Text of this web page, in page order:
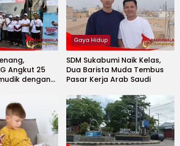
Angkut 25
dengan
Gaya Hidup
SDM Sukabumi Naik Kelas,
Dua Barista Muda Tembus
Pasar Kerja Arab Saudi